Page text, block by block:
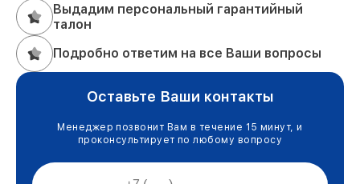
Выдадим персональный гарантийный
талон
Подробно ответим на все Ваши вопросы
Оставьте Ваши контакты
Менеджер позвонит Вам в течение 15 минут, и
проконсультирует по любому вопросу